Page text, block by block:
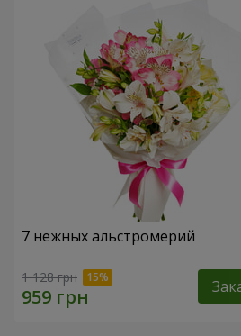
7 нежных альстромерий
1 128 грн